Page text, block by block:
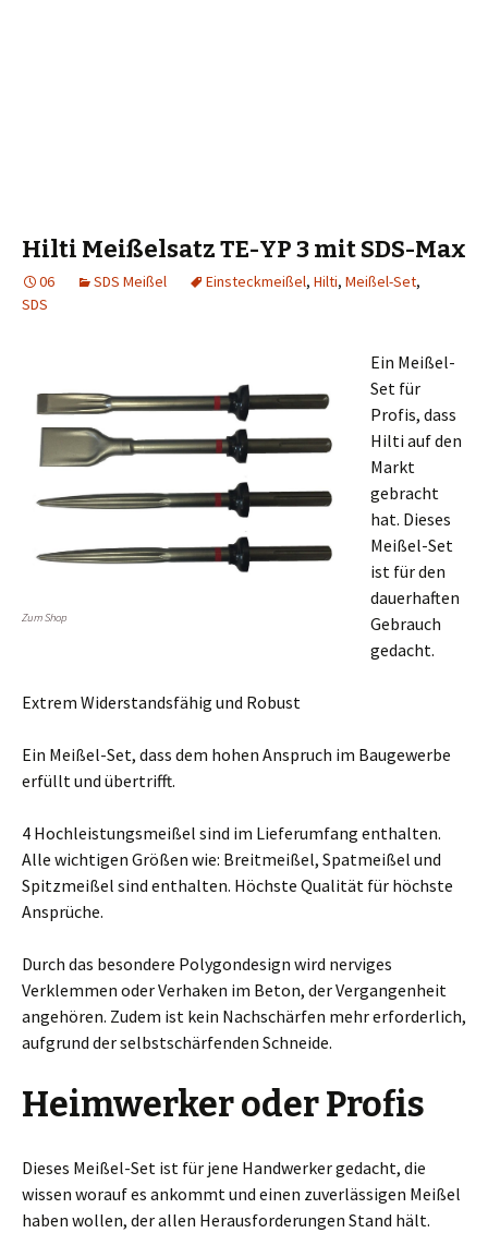
Hilti Meißelsatz TE-YP 3 mit SDS-Max
06 SDS Meißel Einsteckmeißel, Hilti, Meißel-Set,
SDS
Zum Shop
Ein Meißel-
Set für
Profis, dass
Hilti auf den
Markt
gebracht
hat. Dieses
Meißel-Set
ist für den
dauerhaften
Gebrauch
gedacht.
Extrem Widerstandsfähig und Robust
Ein Meißel-Set, dass dem hohen Anspruch im Baugewerbe
erfüllt und übertrifft.
4 Hochleistungsmeißel sind im Lieferumfang enthalten.
Alle wichtigen Größen wie: Breitmeißel, Spatmeißel und
Spitzmeißel sind enthalten. Höchste Qualität für höchste
Ansprüche.
Durch das besondere Polygondesign wird nerviges
Verklemmen oder Verhaken im Beton, der Vergangenheit
angehören. Zudem ist kein Nachschärfen mehr erforderlich,
aufgrund der selbstschärfenden Schneide.
Heimwerker oder Profis
Dieses Meißel-Set ist für jene Handwerker gedacht, die
wissen worauf es ankommt und einen zuverlässigen Meißel
haben wollen, der allen Herausforderungen Stand hält.